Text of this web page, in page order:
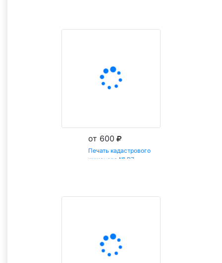
от 600
Печать кадастрового
инженера № Р7